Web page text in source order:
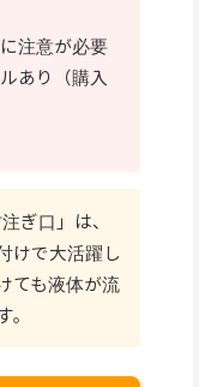
注意が必要
あり（購入
ぎ口」は、
けで大活躍し
ても液体が流